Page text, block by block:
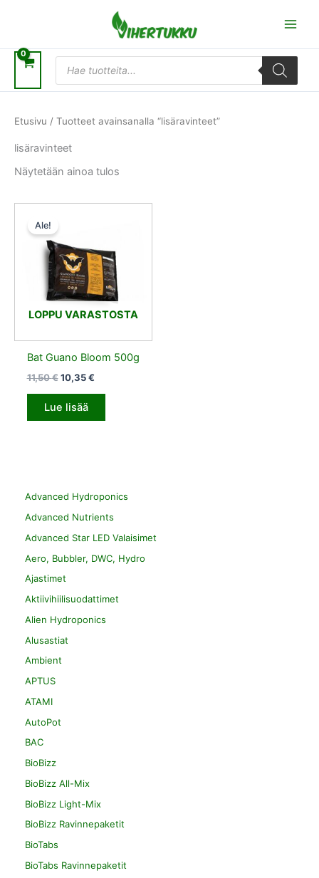
Products
search
Advanced Hydroponics
Advanced Nutrients
Advanced Star LED Valaisimet
Aero, Bubbler, DWC, Hydro
Ajastimet
Aktiivihiilisuodattimet
Alien Hydroponics
Alusastiat
Ambient
APTUS
ATAMI
AutoPot
BAC
BioBizz
BioBizz All-Mix
BioBizz Light-Mix
BioBizz Ravinnepaketit
BioTabs
BioTabs Ravinnepaketit
Etusivu / Tuotteet avainsanalla “lisäravinteet”
lisäravinteet
Näytetään ainoa tulos
LOPPU VARASTOSTA
Ale!
Bat Guano Bloom 500g
11,50€
11,50 €.
10,35€
Lue lisää